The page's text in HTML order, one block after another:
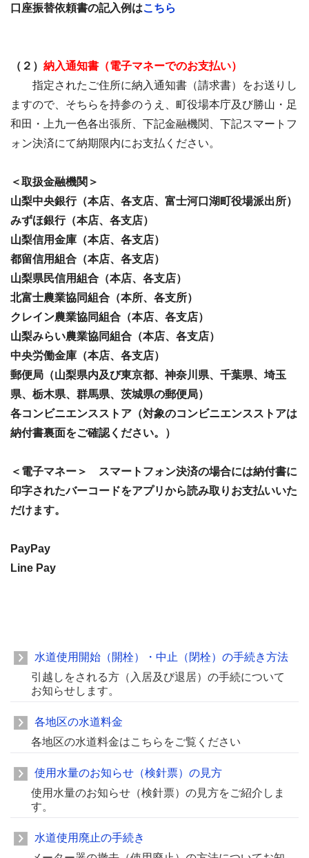
口座振替依頼書の記入例はこちら
（２） 納入通知書（電子マネーでのお支払い）
指定されたご住所に納入通知書（請求書）をお送りし
ますので、そちらを持参のうえ、町役場本庁及び勝山・足
和田・上九一色各出張所、下記金融機関、下記スマートフ
ォン決済にて納期限内にお支払ください。
＜取扱金融機関＞
山梨中央銀行（本店、各支店、富士河口湖町役場派出所）
みずほ銀行（本店、各支店）
山梨信用金庫（本店、各支店）
都留信用組合（本店、各支店）
山梨県民信用組合（本店、各支店）
北富士農業協同組合（本所、各支所）
クレイン農業協同組合（本店、各支店）
山梨みらい農業協同組合（本店、各支店）
中央労働金庫（本店、各支店）
郵便局（山梨県内及び東京都、神奈川県、千葉県、埼玉
県、栃木県、群馬県、茨城県の郵便局）
各コンビニエンスストア（対象のコンビニエンスストアは
納付書裏面をご確認ください。）
＜電子マネー＞ スマートフォン決済の場合には納付書に
印字されたバーコードをアプリから読み取りお支払いいた
だけます。
PayPay
Line Pay
水道使用開始（開栓）・中止（閉栓）の手続き方法
引越しをされる方（入居及び退居）の手続について
お知らせします。
各地区の水道料金
各地区の水道料金はこちらをご覧ください
使用水量のお知らせ（検針票）の見方
使用水量のお知らせ（検針票）の見方をご紹介しま
す。
水道使用廃止の手続き